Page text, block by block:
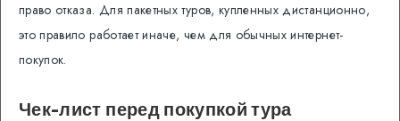
право отказа. Для пакетных туров, купленных дистанционно,
это правило работает иначе, чем для обычных интернет-
покупок.
Чек-лист перед покупкой тура